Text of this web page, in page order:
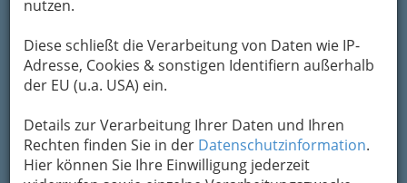
nutzen.
Diese schließt die Verarbeitung von Daten wie IP-
Adresse, Cookies & sonstigen Identifiern außerhalb
der EU (u.a. USA) ein.
Details zur Verarbeitung Ihrer Daten und Ihren
Rechten finden Sie in der Datenschutzinformation.
Hier können Sie Ihre Einwilligung jederzeit
Gesangsgruppen, gibt es erst seit
dem 19. Jahrhundert.